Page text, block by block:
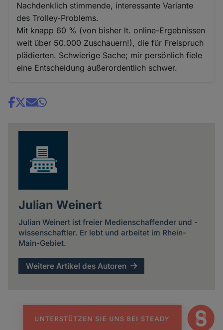
Nachdenklich stimmende, interessante Variante
des Trolley-Problems.
Mit knapp 60 % (von bisher lt. online-Ergebnissen
weit über 50.000 Zuschauern!), die für Freispruch
plädierten. Schwierige Sache; mir persönlich fiele
eine Entscheidung außerordentlich schwer.
Share
Julian Weinert
Julian Weinert ist freier Medienschaffender und -
wissenschaftler. Er lebt und arbeitet im Rhein-
Main-Gebiet.
Weitere Artikel des Autoren